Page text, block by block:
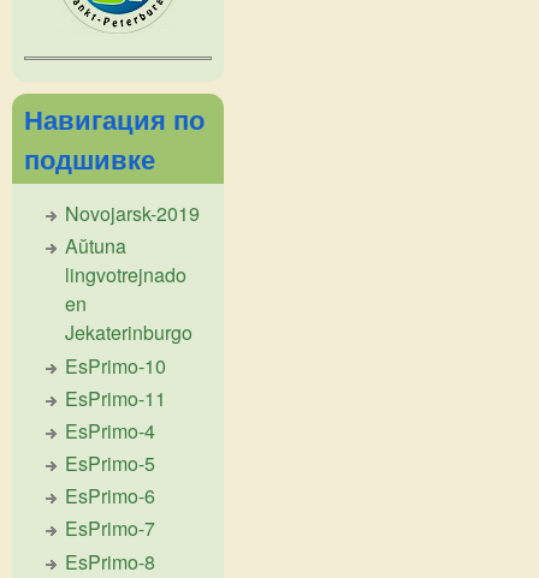
Навигация по
подшивке
Novojarsk-2019
Aŭtuna
lingvotrejnado
en
Jekaterinburgo
EsPrimo-10
EsPrimo-11
EsPrimo-4
EsPrimo-5
EsPrimo-6
EsPrimo-7
EsPrimo-8